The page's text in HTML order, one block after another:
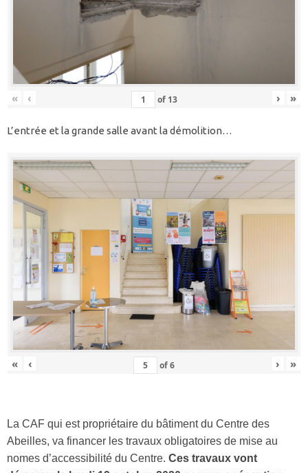
« ‹ of 13 › »
L’entrée et la grande salle avant la démolition…
« ‹ of6 › »
La CAF qui est propriétaire du bâtiment du Centre des
Abeilles, va financer les travaux obligatoires de mise au
nomes d’accessibilité du Centre. Ces travaux vont